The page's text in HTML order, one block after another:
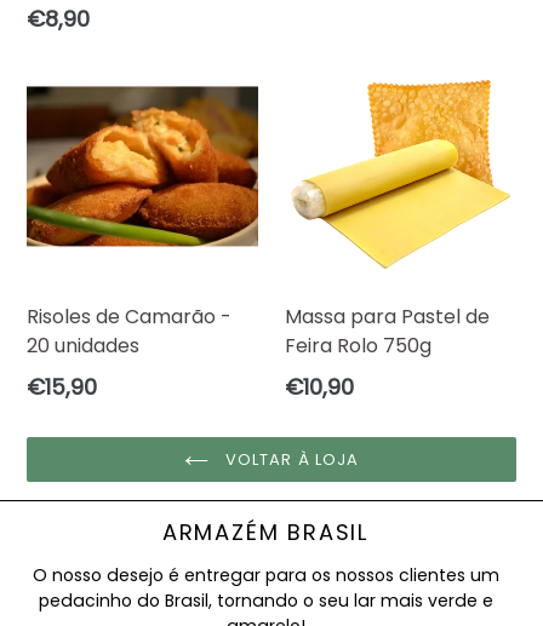
Preço
€8,90
Risoles de Camarão -
20 unidades
Preço
€15,90
Massa para Pastel de
Feira Rolo 750g
Preço
€10,90
VOLTAR À LOJA
ARMAZÉM BRASIL
O nosso desejo é entregar para os nossos clientes um
pedacinho do Brasil, tornando o seu lar mais verde e